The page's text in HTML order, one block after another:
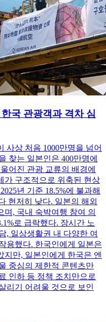
국 관광객과 격차 심
사상 처음 1000만명을 넘어
찾는 일본인은 400만명에
어진 관광 교류의 배경에
가 구조적으로 위축된 현상
년 기준 18.5%에 불과해
현저히 낮다. 일본의 해외
며, 국내 숙박여행 참여 의
로 급락했다. 장시간 노
, 일상생활권 내 다양한 여
용했다. 한국인에게 일본은
만, 일본인에게 한국은 엔
중심의 제한적 콘텐츠만
인하 등 정책 조치만으로
리기 어려울 것으로 보인